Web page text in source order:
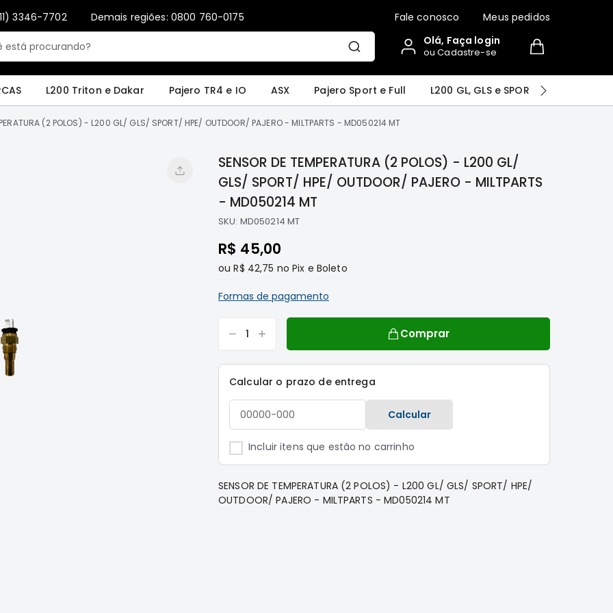
3346-7702 Demais regiões: 0800 760-0175 Fale conosco Meus pedidos
Olá, Faça login
ou Cadastre-se
L200 Triton e Dakar Pajero TR4 e IO ASX Pajero Sport e Full L200 GL, GLS e SPORT
(2 POLOS) - L200 GL/ GLS/ SPORT/ HPE/ OUTDOOR/ PAJERO - MILTPARTS - MD050214 MT
SENSOR DE TEMPERATURA (2 POLOS) - L200 GL/
GLS/ SPORT/ HPE/ OUTDOOR/ PAJERO - MILTPARTS
- MD050214 MT
SKU: MD050214 MT
R$ 45,00
ouR$ 42,75 no Pix e Boleto
Formas de pagamento
Comprar
Calcular o prazo de entrega
Calcular
Incluir itens que estão no carrinho
SENSOR DE TEMPERATURA (2 POLOS) - L200 GL/ GLS/ SPORT/ HPE/
OUTDOOR/ PAJERO - MILTPARTS - MD050214 MT
Only registered users can write reviews. PleaseSign inor